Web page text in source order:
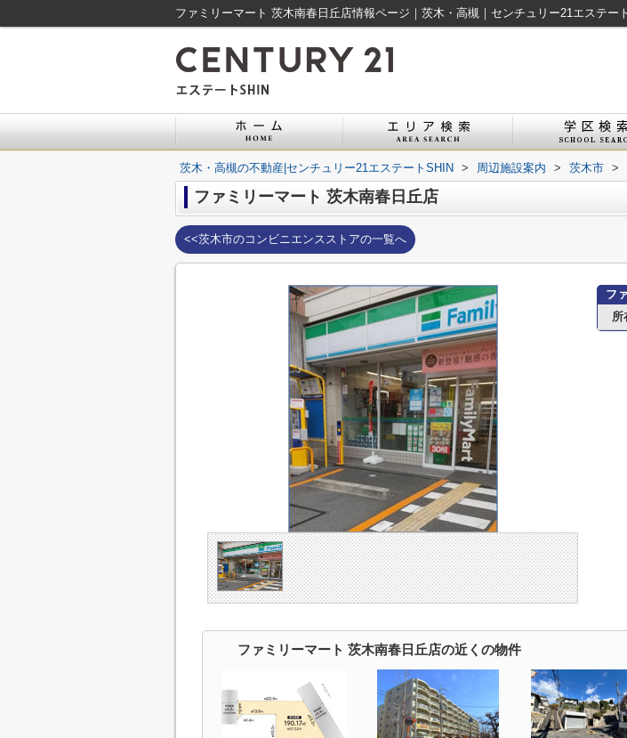
ファミリーマート 茨木南春日丘店情報ページ｜茨木・高槻｜センチュリー21エステー
茨木・高槻の不動産|センチュリー21エステートSHIN > 周辺施設案内 > 茨木市 >
ファミリーマート 茨木南春日丘店
<<茨木市のコンビニエンスストアの一覧へ
フ
所
ファミリーマート 茨木南春日丘店の近くの物件